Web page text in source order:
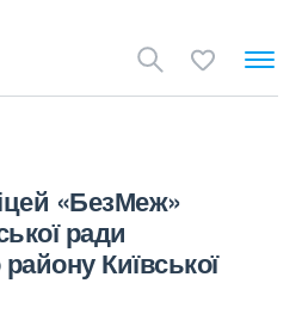
«БезМеж»
ради
Київської